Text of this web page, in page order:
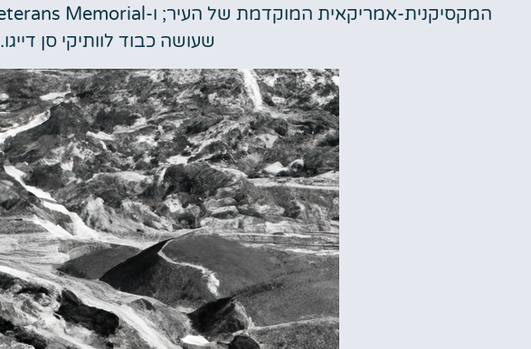
שעושה כבוד לוותיקי סן דייגו.